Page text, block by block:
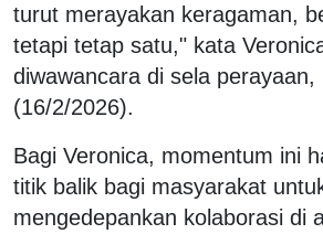
turut merayakan keragaman,
tetapi tetap satu," kata
diwawancara di sela perayaan,
(16/2/2026).
Bagi Veronica, momentum ini
titik balik bagi masyarakat
mengedepankan kolaborasi di